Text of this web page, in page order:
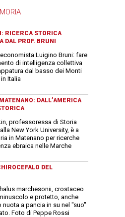
RICERCA STORICA
DAL PROF. BRUNI
Luigino Bruni: fare
di intelligenza collettiva
dal basso dei Monti
Italia
DALL’AMERICA
professoressa di Storia
New York University, è a
in Matenano per ricerche
ebraica nelle Marche
DEL
marchesonii, crostaceo
e protetto, anche
nuota a pancia in su nel "suo"
Foto di Peppe Rossi